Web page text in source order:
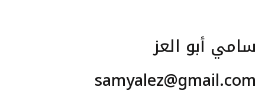
سامي أبو العز
samyalez@gmail.com